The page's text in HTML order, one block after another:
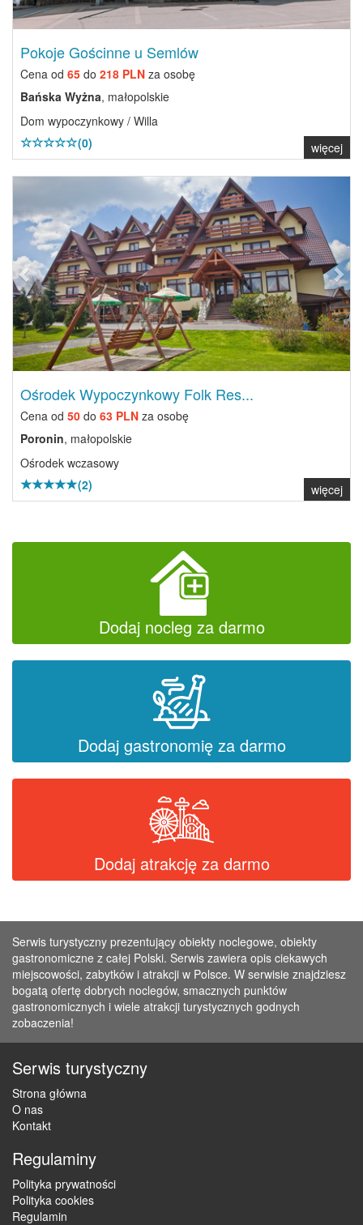
Pokoje Gościnne u Semlów
Cena od 65 do 218 PLN za osobę
Bańska Wyżna, małopolskie
Dom wypoczynkowy / Willa
(0)
więcej
Ośrodek Wypoczynkowy Folk Res...
Cena od 50 do 63 PLN za osobę
Poronin, małopolskie
Ośrodek wczasowy
(2)
więcej
Dodaj nocleg za darmo
Dodaj gastronomię za darmo
Dodaj atrakcję za darmo
Serwis turystyczny prezentujący obiekty noclegowe, obiekty
gastronomiczne z całej Polski. Serwis zawiera opis ciekawych
miejscowości, zabytków i atrakcji w Polsce. W serwisie znajdziesz
bogatą ofertę dobrych noclegów, smacznych punktów
gastronomicznych i wiele atrakcji turystycznych godnych
zobaczenia!
Serwis turystyczny
Strona główna
O nas
Kontakt
Regulaminy
Polityka prywatności
Polityka cookies
Regulamin